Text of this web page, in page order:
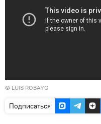
© LUIS ROBAYO
Подписаться